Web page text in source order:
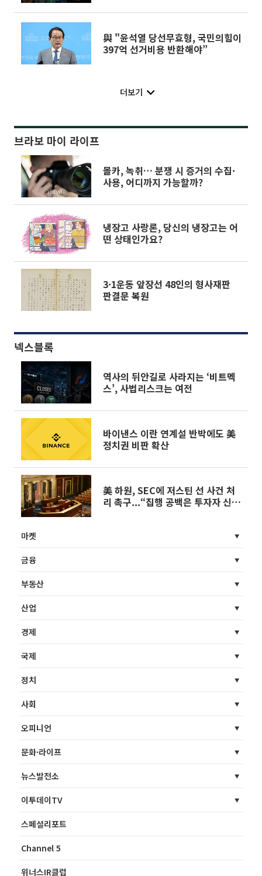
與 "윤석열 당선무효형, 국민의힘이
397억 선거비용 반환해야”
더보기
브라보 마이 라이프
몰카, 녹취… 분쟁 시 증거의 수집·
사용, 어디까지 가능할까?
냉장고 사랑론, 당신의 냉장고는 어
떤 상태인가요?
3·1운동 앞장선 48인의 형사재판
판결문 복원
넥스블록
역사의 뒤안길로 사라지는 ‘비트멕
스’, 사법리스크는 여전
바이낸스 이란 연계설 반박에도 美
정치권 비판 확산
美 하원, SEC에 저스틴 선 사건 처
리 촉구...“집행 공백은 투자자 신뢰
마켓
금융
부동산
산업
경제
국제
정치
사회
오피니언
문화·라이프
뉴스발전소
이투데이TV
스페셜리포트
Channel 5
위너스IR클럽